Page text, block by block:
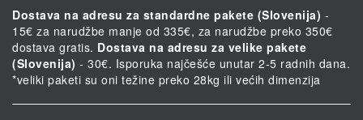
Dostava na adresu za standardne pakete (Slovenija) -
15€ za narudžbe manje od 335€, za narudžbe preko 350€
dostava gratis. Dostava na adresu za velike pakete
(Slovenija) - 30€. Isporuka najčešće unutar 2-5 radnih dana.
*veliki paketi su oni težine preko 28kg ili većih dimenzija